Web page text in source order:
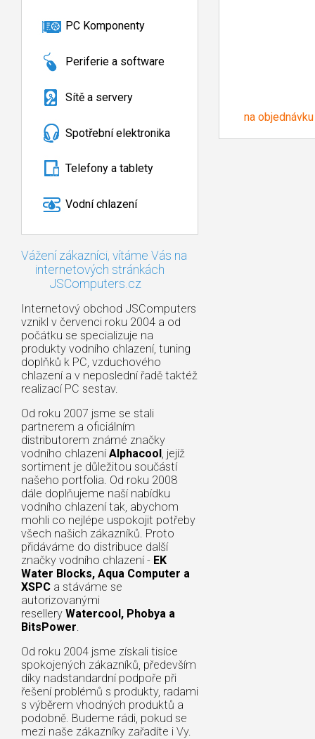
PC Komponenty
Periferie a software
Sítě a servery
Spotřební elektronika
Telefony a tablety
Vodní chlazení
Vážení zákazníci, vítáme Vás na
internetových stránkách
JSComputers.cz
Internetový obchod JSComputers
vznikl v červenci roku 2004 a od
počátku se specializuje na
produkty vodního chlazení, tuning
doplňků k PC, vzduchového
chlazení a v neposlední řadě taktéž
realizací PC sestav.
Od roku 2007 jsme se stali
partnerem a oficiálním
distributorem známé značky
vodního chlazení Alphacool, jejíž
sortiment je důležitou součástí
našeho portfolia. Od roku 2008
dále doplňujeme naší nabídku
vodního chlazení tak, abychom
mohli co nejlépe uspokojit potřeby
všech našich zákazníků. Proto
přidáváme do distribuce další
značky vodního chlazení - EK
Water Blocks, Aqua Computer a
XSPC a stáváme se
autorizovanými
resellery Watercool, Phobya a
BitsPower.
Od roku 2004 jsme získali tisíce
spokojených zákazníků, především
díky nadstandardní podpoře při
řešení problémů s produkty, radami
s výběrem vhodných produktů a
podobně. Budeme rádi, pokud se
mezi naše zákazníky zařadíte i Vy.
na objednávku